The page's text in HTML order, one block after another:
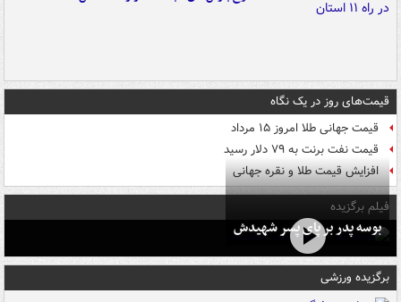
قیمت‌های روز در یک نگاه
قیمت جهانی طلا امروز ۱۵ مرداد
قیمت نفت برنت به ۷۹ دلار رسید
افزایش قیمت طلا و نقره جهانی
فیلم برگزیده
بوسه‌ پدر بر پای پسر شهیدش
برگزیده ورزشی